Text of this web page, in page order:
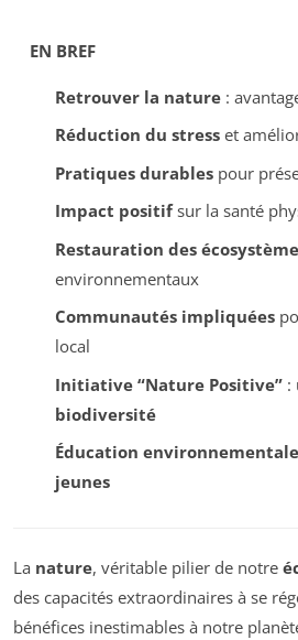
EN BREF
Retrouver la nature:
Réduction du stresset
Pratiques durablespour
Impact positifsur la santé
Restauration des
environnementaux
Communautés impliquées
local
Initiative “Nature Positive”:
biodiversité
Éducation environnementale
jeunes
La nature, véritable pilier de notre
des capacités extraordinaires à se
bénéfices inestimables à notre